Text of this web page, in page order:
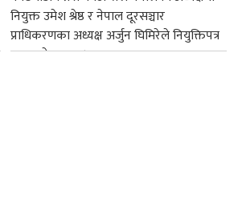
नियुक्त उमेश श्रेष्ठ र नेपाल दूरसञ्चार
प्राधिकरणका अध्यक्ष अर्जुन घिमिरेले नियुक्तिपत्र
ग्रहण गरेका छन्।...